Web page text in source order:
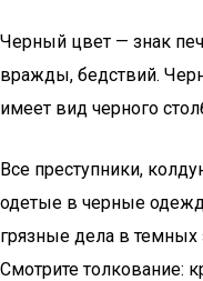
Черный цвет — знак
вражды, бедствий.
имеет вид черного
Все преступники,
одетые в черные
грязные дела в темных
Смотрите толкование: